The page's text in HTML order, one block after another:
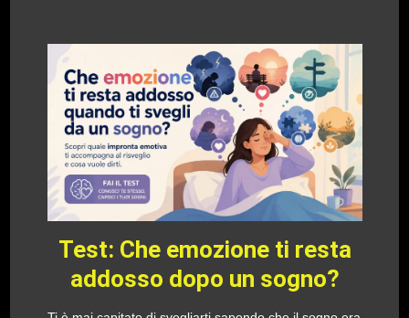
Test: Che emozione ti resta
addosso dopo un sogno?